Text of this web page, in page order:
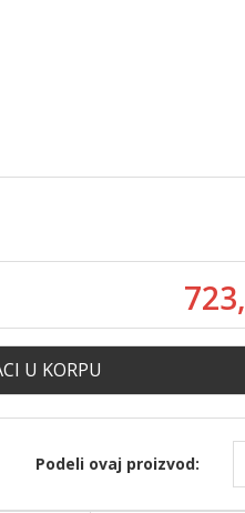
723,
U KORPU
Podeli ovaj proizvod: